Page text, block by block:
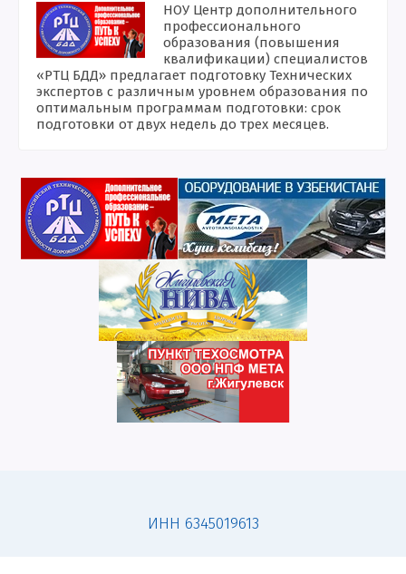
НОУ Центр дополнительного
профессионального
образования (повышения
квалификации) специалистов
«РТЦ БДД» предлагает подготовку Технических
экспертов с различным уровнем образования по
оптимальным программам подготовки: срок
подготовки от двух недель до трех месяцев.
ИНН 6345019613